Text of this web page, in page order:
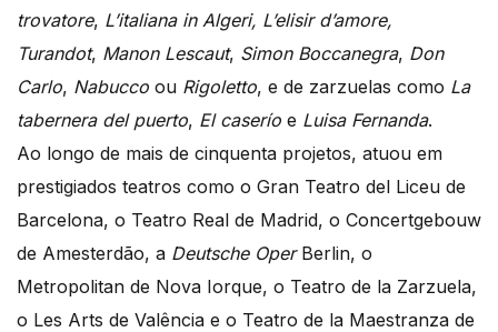
trovatore, L’italiana in Algeri, L’elisir d’amore,
Turandot, Manon Lescaut, Simon Boccanegra, Don
Carlo, Nabucco ou Rigoletto, e de zarzuelas como La
tabernera del puerto, El caserío e Luisa Fernanda.
Ao longo de mais de cinquenta projetos, atuou em
prestigiados teatros como o Gran Teatro del Liceu de
Barcelona, o Teatro Real de Madrid, o Concertgebouw
de Amesterdão, a Deutsche OperBerlin, o
Metropolitan de Nova Iorque, o Teatro de la Zarzuela,
o Les Arts de Valência e o Teatro de la Maestranza de